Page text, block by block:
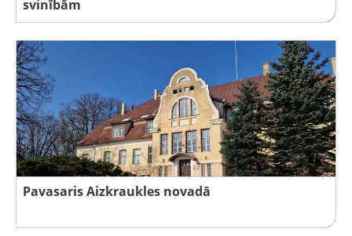
svinībām
Pavasaris Aizkraukles novadā